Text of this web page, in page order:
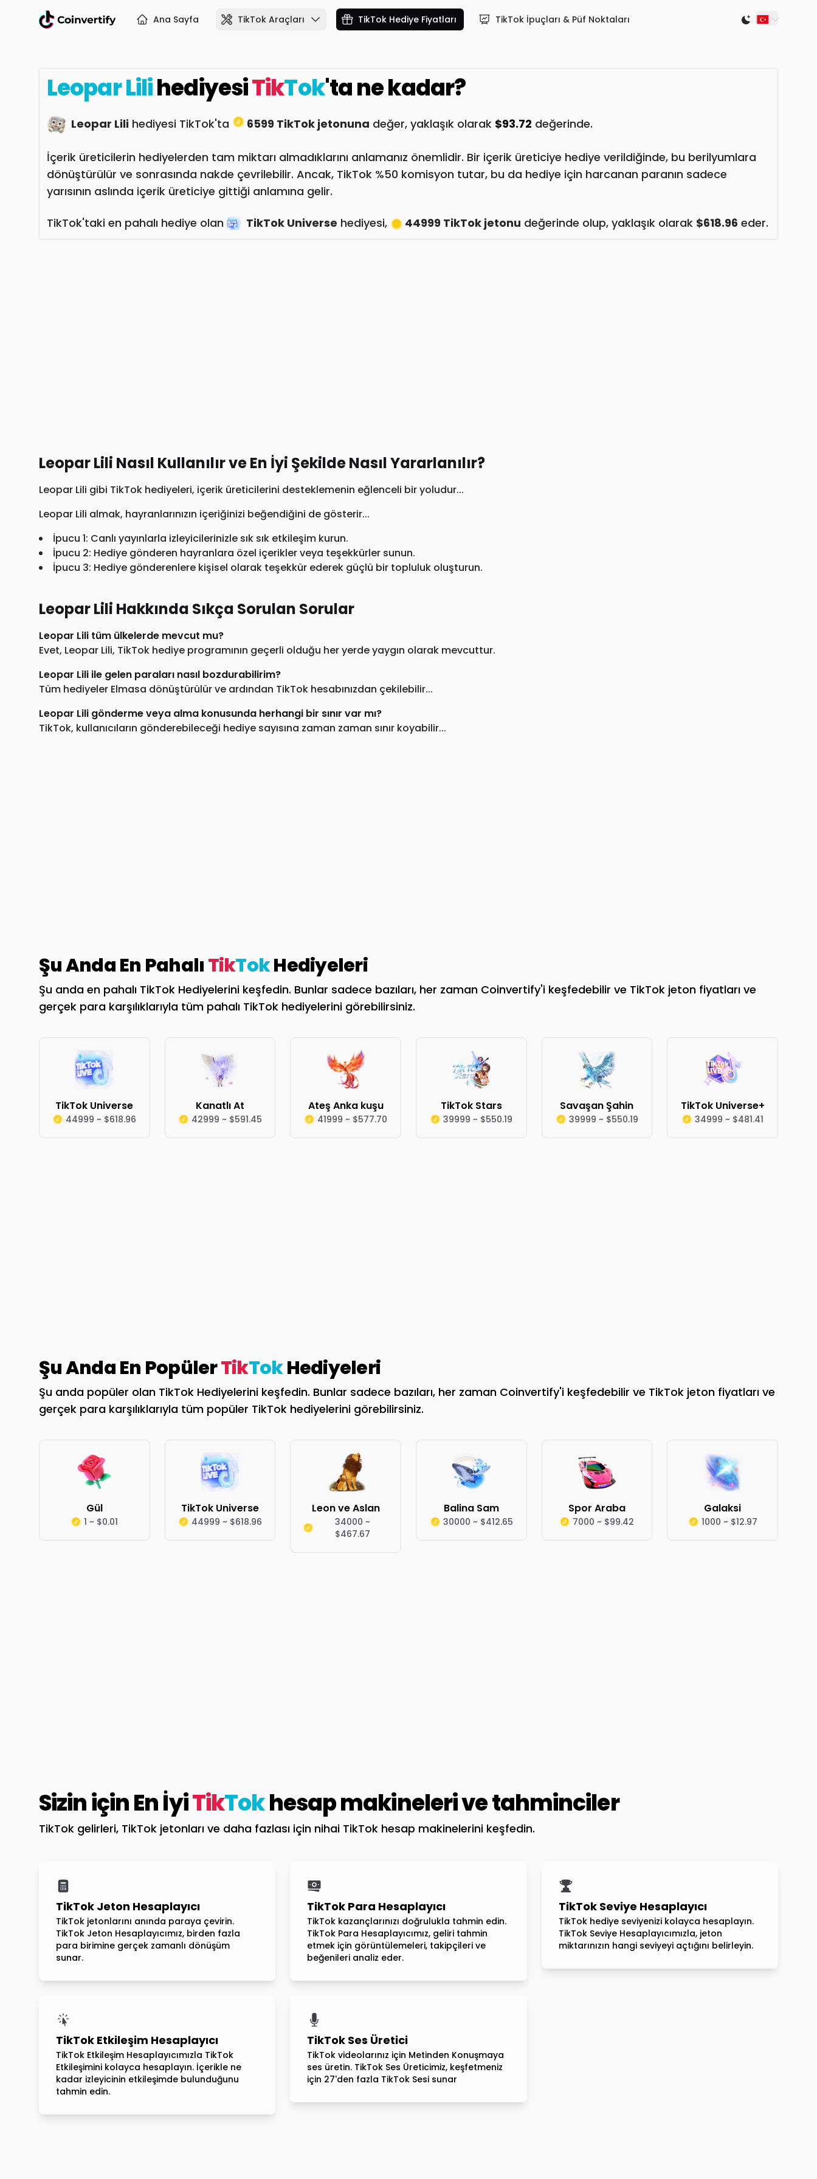
Ana Sayfa TikTok Araçları TikTok Hediye Fiyatları TikTok İpuçları & Püf Noktaları Switch to
Leopar LilihediyesiTikTok'ta ne kadar?
Leopar Lili hediyesi TikTok'ta 6599 TikTok jetonuna değer, yaklaşık olarak $93.72 değerinde.
İçerik üreticilerin hediyelerden tam miktarı almadıklarını anlamanız önemlidir. Bir içerik üreticiye hediye verildiğinde, bu berilyumlara
dönüştürülür ve sonrasında nakde çevrilebilir. Ancak, TikTok %50 komisyon tutar, bu da hediye için harcanan paranın sadece
yarısının aslında içerik üreticiye gittiği anlamına gelir.
TikTok'taki en pahalı hediye olan TikTok Universe hediyesi, 44999 TikTok jetonu değerinde olup, yaklaşık olarak $618.96 eder.
Leopar Lili Nasıl Kullanılır ve En İyi Şekilde Nasıl Yararlanılır?
Leopar Lili gibi TikTok hediyeleri, içerik üreticilerini desteklemenin eğlenceli bir yoludur...
Leopar Lili almak, hayranlarınızın içeriğinizi beğendiğini de gösterir...
İpucu 1: Canlı yayınlarla izleyicilerinizle sık sık etkileşim kurun.
İpucu 2: Hediye gönderen hayranlara özel içerikler veya teşekkürler sunun.
İpucu 3: Hediye gönderenlere kişisel olarak teşekkür ederek güçlü bir topluluk oluşturun.
Leopar Lili Hakkında Sıkça Sorulan Sorular
Leopar Lili tüm ülkelerde mevcut mu?
Evet, Leopar Lili, TikTok hediye programının geçerli olduğu her yerde yaygın olarak mevcuttur.
Leopar Lili ile gelen paraları nasıl bozdurabilirim?
Tüm hediyeler Elmasa dönüştürülür ve ardından TikTok hesabınızdan çekilebilir...
Leopar Lili gönderme veya alma konusunda herhangi bir sınır var mı?
TikTok, kullanıcıların gönderebileceği hediye sayısına zaman zaman sınır koyabilir...
Şu Anda En PahalıTikTokHediyeleri
Şu anda en pahalı TikTok Hediyelerini keşfedin. Bunlar sadece bazıları, her zaman Coinvertify'i keşfedebilir ve TikTok jeton fiyatları ve
gerçek para karşılıklarıyla tüm pahalı TikTok hediyelerini görebilirsiniz.
TikTok Universe
44999 ~ $618.96
Kanatlı At
42999 ~ $591.45
Ateş Anka kuşu
41999 ~ $577.70
TikTok Stars
39999 ~ $550.19
Savaşan Şahin
39999 ~ $550.19
TikTok Universe+
34999 ~ $481.41
Şu Anda En PopülerTikTokHediyeleri
Şu anda popüler olan TikTok Hediyelerini keşfedin. Bunlar sadece bazıları, her zaman Coinvertify'i keşfedebilir ve TikTok jeton fiyatları ve
gerçek para karşılıklarıyla tüm popüler TikTok hediyelerini görebilirsiniz.
Gül
1 ~ $0.01
TikTok Universe
44999 ~ $618.96
Leon ve Aslan
34000 ~
$467.67
Balina Sam
30000 ~ $412.65
Spor Araba
7000 ~ $99.42
Galaksi
1000 ~ $12.97
Sizin için En İyiTikTokhesap makineleri ve tahminciler
TikTok gelirleri, TikTok jetonları ve daha fazlası için nihai TikTok hesap makinelerini keşfedin.
TikTok Jeton Hesaplayıcı
TikTok jetonlarını anında paraya çevirin.
TikTok Jeton Hesaplayıcımız, birden fazla
para birimine gerçek zamanlı dönüşüm
sunar.
TikTok Para Hesaplayıcı
TikTok kazançlarınızı doğrulukla tahmin edin.
TikTok Para Hesaplayıcımız, geliri tahmin
etmek için görüntülemeleri, takipçileri ve
beğenileri analiz eder.
TikTok Seviye Hesaplayıcı
TikTok hediye seviyenizi kolayca hesaplayın.
TikTok Seviye Hesaplayıcımızla, jeton
miktarınızın hangi seviyeyi açtığını belirleyin.
TikTok Etkileşim Hesaplayıcı
TikTok Etkileşim Hesaplayıcımızla TikTok
Etkileşimini kolayca hesaplayın. İçerikle ne
kadar izleyicinin etkileşimde bulunduğunu
tahmin edin.
TikTok Ses Üretici
TikTok videolarınız için Metinden Konuşmaya
ses üretin. TikTok Ses Üreticimiz, keşfetmeniz
için 27'den fazla TikTok Sesi sunar